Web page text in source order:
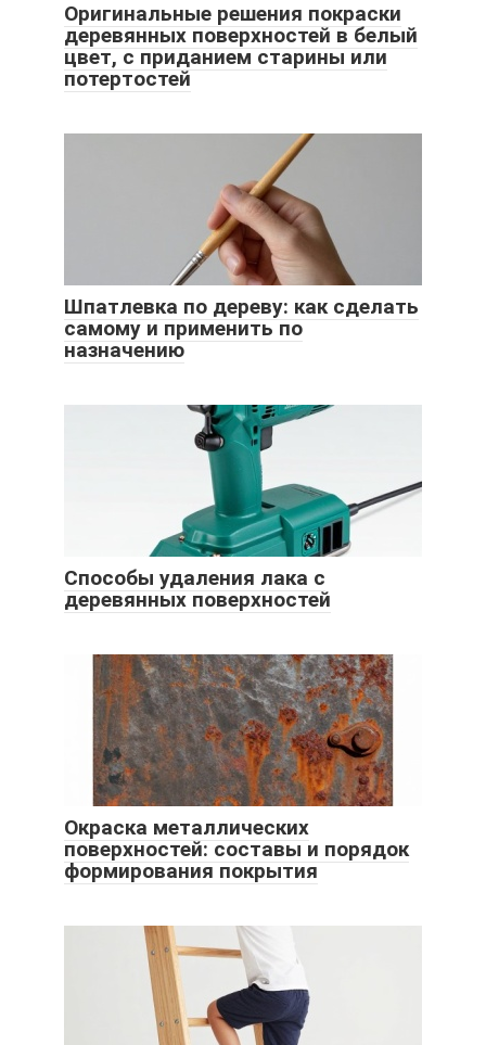
Оригинальные решения покраски
деревянных поверхностей в белый
цвет, с приданием старины или
потертостей
Шпатлевка по дереву: как сделать
самому и применить по
назначению
Способы удаления лака с
деревянных поверхностей
Окраска металлических
поверхностей: составы и порядок
формирования покрытия